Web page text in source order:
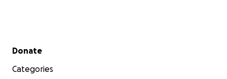
Secondary menu
Donate
Categories